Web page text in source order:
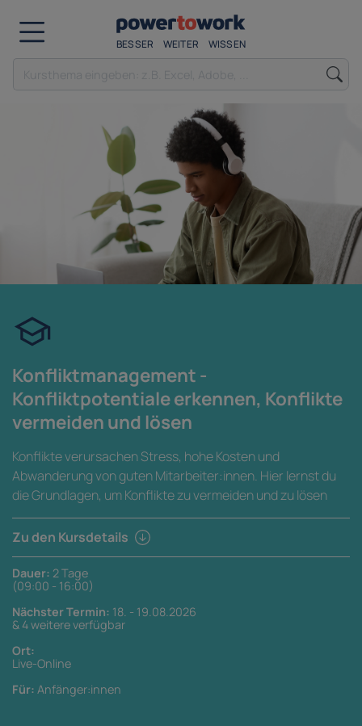
BESSER WEITER WISSEN
Konfliktmanagement -
Konfliktpotentiale erkennen, Konflikte
vermeiden und lösen
Konflikte verursachen Stress, hohe Kosten und
Abwanderung von guten Mitarbeiter:innen. Hier lernst du
die Grundlagen, um Konflikte zu vermeiden und zu lösen
Zu den Kursdetails
Dauer: 2 Tage
(09:00 - 16:00)
Nächster Termin: 18. - 19.08.2026
& 4 weitere verfügbar
Ort:
Live-Online
Für: Anfänger:innen